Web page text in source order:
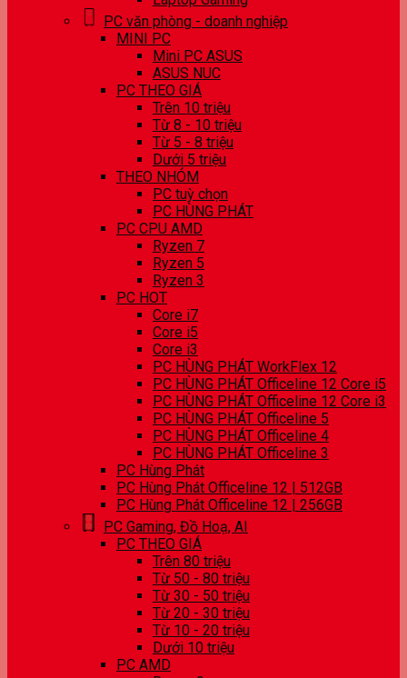
PC văn phòng - doanh nghiệp
MINI PC
Mini PC ASUS
ASUS NUC
PC THEO GIÁ
Trên 10 triệu
Từ 8 - 10 triệu
Từ 5 - 8 triệu
Dưới 5 triệu
THEO NHÓM
PC tuỳ chọn
PC HÙNG PHÁT
PC CPU AMD
Ryzen 7
Ryzen 5
Ryzen 3
PC HOT
Core i7
Core i5
Core i3
PC HÙNG PHÁT WorkFlex 12
PC HÙNG PHÁT Officeline 12 Core i5
PC HÙNG PHÁT Officeline 12 Core i3
PC HÙNG PHÁT Officeline 5
PC HÙNG PHÁT Officeline 4
PC HÙNG PHÁT Officeline 3
PC Hùng Phát
PC Hùng Phát Officeline 12 | 512GB
PC Hùng Phát Officeline 12 | 256GB
PC Gaming, Đồ Hoạ, AI
PC THEO GIÁ
Trên 80 triệu
Từ 50 - 80 triệu
Từ 30 - 50 triệu
Từ 20 - 30 triệu
Từ 10 - 20 triệu
Dưới 10 triệu
PC AMD